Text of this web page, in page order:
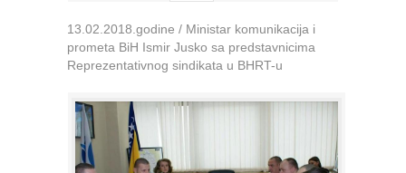
13.02.2018.godine / Ministar komunikacija i
prometa BiH Ismir Jusko sa predstavnicima
Reprezentativnog sindikata u BHRT-u